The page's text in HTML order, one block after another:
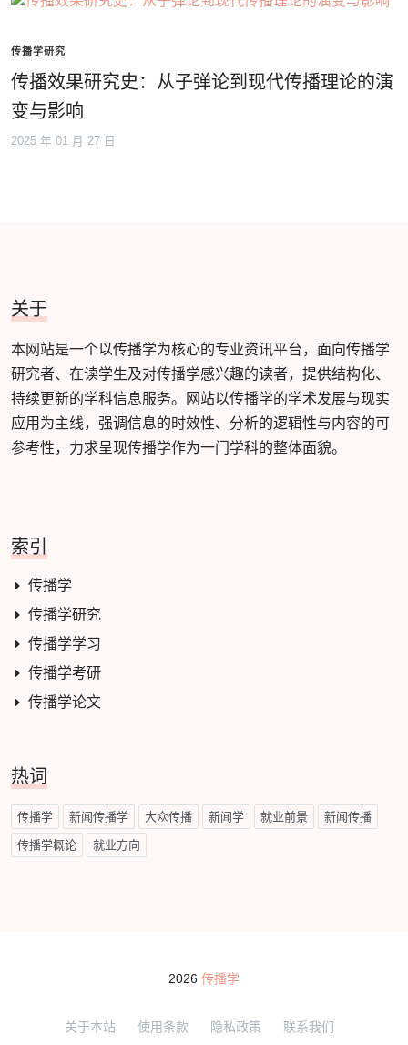
传播学研究
传播效果研究史：从子弹论到现代传播理论的演
变与影响
2025 年 01 月 27 日
关于
本网站是一个以传播学为核心的专业资讯平台，面向传播学
研究者、在读学生及对传播学感兴趣的读者，提供结构化、
持续更新的学科信息服务。网站以传播学的学术发展与现实
应用为主线，强调信息的时效性、分析的逻辑性与内容的可
参考性，力求呈现传播学作为一门学科的整体面貌。
索引
传播学
传播学研究
传播学学习
传播学考研
传播学论文
热词
传播学 新闻传播学 大众传播 新闻学 就业前景 新闻传播
传播学概论 就业方向
2026 传播学
关于本站 使用条款 隐私政策 联系我们